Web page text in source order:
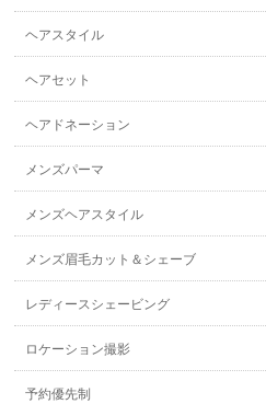
ヘアスタイル
ヘアセット
ヘアドネーション
メンズパーマ
メンズヘアスタイル
メンズ眉毛カット＆シェーブ
レディースシェービング
ロケーション撮影
予約優先制